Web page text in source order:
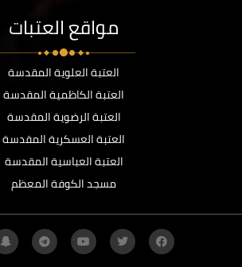
مواقع العتبات
العتبة العلوية المقدسة
العتبة الكاظمية المقدسة
العتبة الرضوية المقدسة
العتبة العسكرية المقدسة
العتبة العباسية المقدسة
مسجد الكوفة المعظم